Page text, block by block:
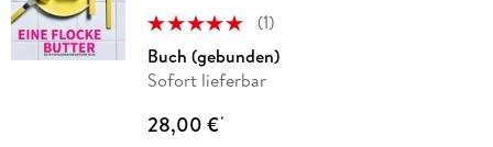
(1)
Buch (gebunden)
Sofort lieferbar
28,00 €*